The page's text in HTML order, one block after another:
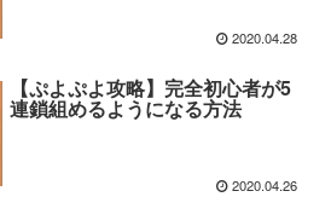
2020.04.28
【ぷよぷよ攻略】完全初心者が5
連鎖組めるようになる方法
2020.04.26